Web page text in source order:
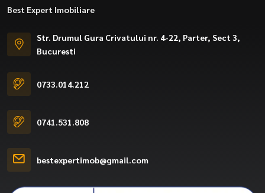
Best Expert Imobiliare
Str. Drumul Gura Crivatului nr. 4-22, Parter, Sect 3,
Bucuresti
0733.014.212
0741.531.808
bestexpertimob@gmail.com